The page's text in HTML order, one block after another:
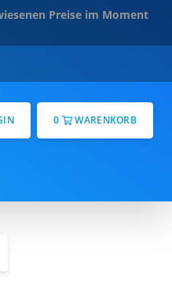
Preise im Moment
0 WARENKORB